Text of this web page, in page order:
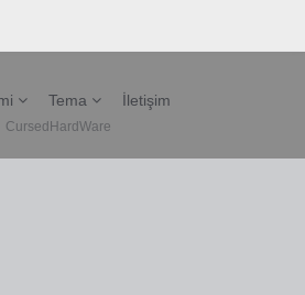
Tema İletişim
CursedHardWare